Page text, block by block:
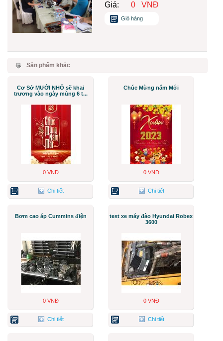
Giá: 0 VNĐ
Giỏ hàng
Sản phẩm khác
Cơ Sở MƯỞI NHỎ sẽ khai
trương vào ngày mùng 6 t...
0 VNĐ
Chi tiết
Chúc Mừng năm Mới
0 VNĐ
Chi tiết
Bơm cao áp Cummins điện
0 VNĐ
Chi tiết
test xe máy đào Hyundai Robex
3600
0 VNĐ
Chi tiết